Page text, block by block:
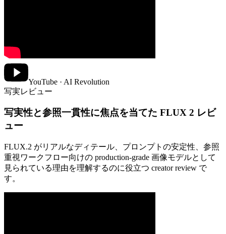
YouTube · AI Revolution
写実レビュー
写実性と参照一貫性に焦点を当てた FLUX 2 レビ
ュー
FLUX.2 がリアルなディテール、プロンプトの安定性、参照
重視ワークフロー向けの production-grade 画像モデルとして
見られている理由を理解するのに役立つ creator review で
す。